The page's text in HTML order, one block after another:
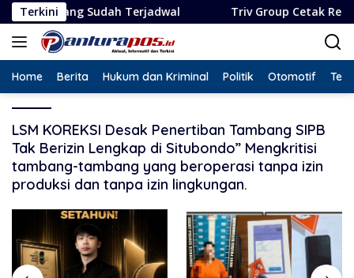
Langsung
ke
konten
Terkini
Sudah Terjadwal Triv Group Cetak Rekor Lima
Home Berita Hukum dan Kriminal Politik Otomotif
LSM KOREKSI Desak Penertiban Tambang SIPB
Tak Berizin Lengkap di Situbondo” Mengkritisi
tambang-tambang yang beroperasi tanpa izin
produksi dan tanpa izin lingkungan.